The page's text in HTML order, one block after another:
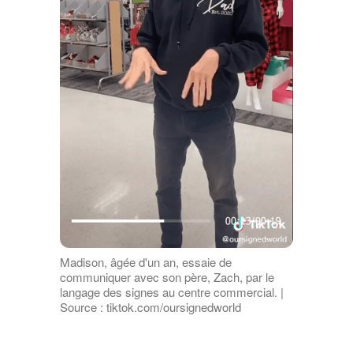
Madison, âgée d'un an, essaie de
communiquer avec son père, Zach, par le
langage des signes au centre commercial. |
Source : tiktok.com/oursignedworld